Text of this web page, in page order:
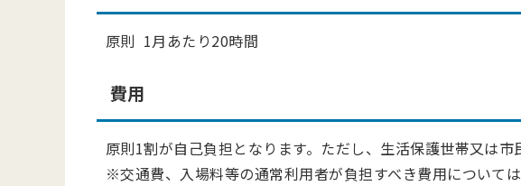
原則 1月あたり20時間
費用
原則1割が自己負担となります。ただし、生活保護世帯又は
※交通費、入場料等の通常利用者が負担すべき費用については